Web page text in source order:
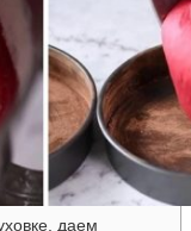
даем